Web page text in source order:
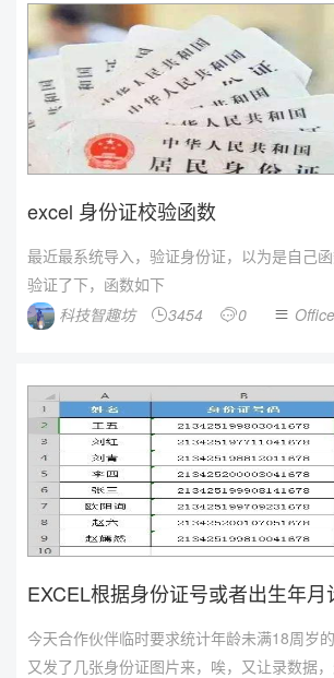
excel 身份证校验函数
最近最系统导入，验证身份证，以为是自己
验证了下，函数如下
科技智趣坊
3454 0  Office
EXCEL根据身份证号或者出生年月
今天合作伙伴临时要求统计年龄未满18周岁
又发了几张身份证图片来，唉，又让录数据